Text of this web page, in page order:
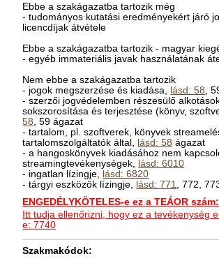
Ebbe a szakágazatba tartozik még
- tudományos kutatási eredményekért járó
licencdíjak átvétele
Ebbe a szakágazatba tartozik - magyar
- egyéb immateriális javak használatának
Nem ebbe a szakágazatba tartozik
- jogok megszerzése és kiadása, lásd: 58 ,
- szerzői jogvédelemben részesülő
sokszorosítása és terjesztése (könyv,
58 , 59 ágazat
- tartalom, pl. szoftverek, könyvek
tartalomszolgáltatók által, lásd: 58 ágazat
- a hangoskönyvek kiadásához nem
streamingtevékenységek, lásd: 6010
- ingatlan lízingje, lásd: 6820
- tárgyi eszközök lízingje, lásd: 771
, 772,
ENGEDÉLYKÖTELES-e ez a TEÁOR szám:
Itt tudja ellenőrizni, hogy ez a tevékenység
e: 7740
Szakmakódok: